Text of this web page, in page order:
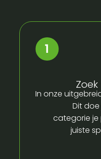
In onze
Dit
categorie je
juiste